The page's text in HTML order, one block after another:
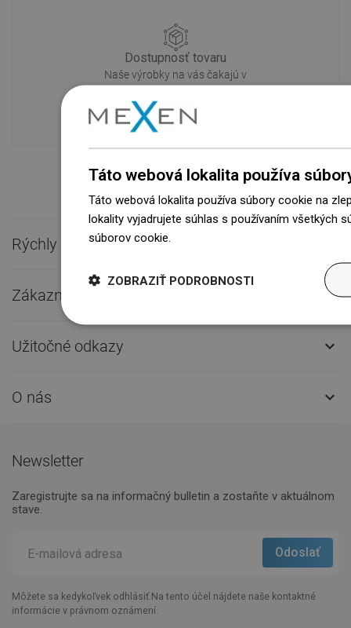
Dostupnosť tovaru
Naše výrobky na vás čakajú v
prepravu!
Rýchly kontakt
Zákaznícky servis 
Užitočné odkazy 
O nás 
Newsletter
Zaregistrujte sa na informačný bulletin a zostaňte v aktuálnom
stave.
Môžete sa kedykoľvek odhlásiť.Na tento účel nájdete naše kontaktné
informácie v právnom oznámení.
Táto webová lokalita používa
Táto webová lokalita používa súbory cookie na
lokality vyjadrujete súhlas s používaním všetkých
súborov cookie.
ZOBRAZIŤ PODROBNOSTI